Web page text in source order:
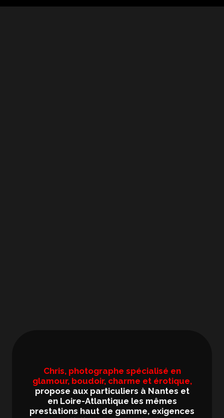
Chris, photographe spécialisé en
glamour, boudoir, charme et érotique,
propose aux particuliers à Nantes et
en Loire-Atlantique les mêmes
prestations haut de gamme, exigences